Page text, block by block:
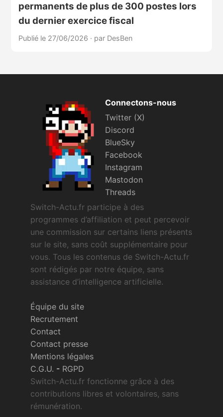
permanents de plus de 300 postes lors
du dernier exercice fiscal
Publié le 27/06/2026 · par DesBen
Connectons-nous
Twitter (X)
Discord
BlueSky
Facebook
Instagram
Mastodon
Threads
Switch-Actu.fr participe à des
programmes d’affiliation et peut percevoir
une commission sur certains liens présents
sur le site, sans coût supplémentaire pour
vous. Tous les contenus de Switch-Actu.fr
sont rédigés par notre équipe, sans
assistance d’intelligence artificielle.
Équipe du site
Recrutement
Contact
Contact presse
Mentions légales
C.G.U. - RGPD
Switch-Actu.fr fonctionne grâce à des
contributions libres et volontaires, sans
rémunération.